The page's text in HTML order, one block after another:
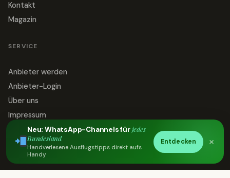
Kontakt
Magazin
SERVICE
Anbieter werden
Anbieter-Login
Über uns
Impressum
Datenschutz
Kontakt
Neu: WhatsApp-Channels fürjedes
Bundesland
Handverlesene Ausflugstipps direkt aufs
Handy
Entdecken ×